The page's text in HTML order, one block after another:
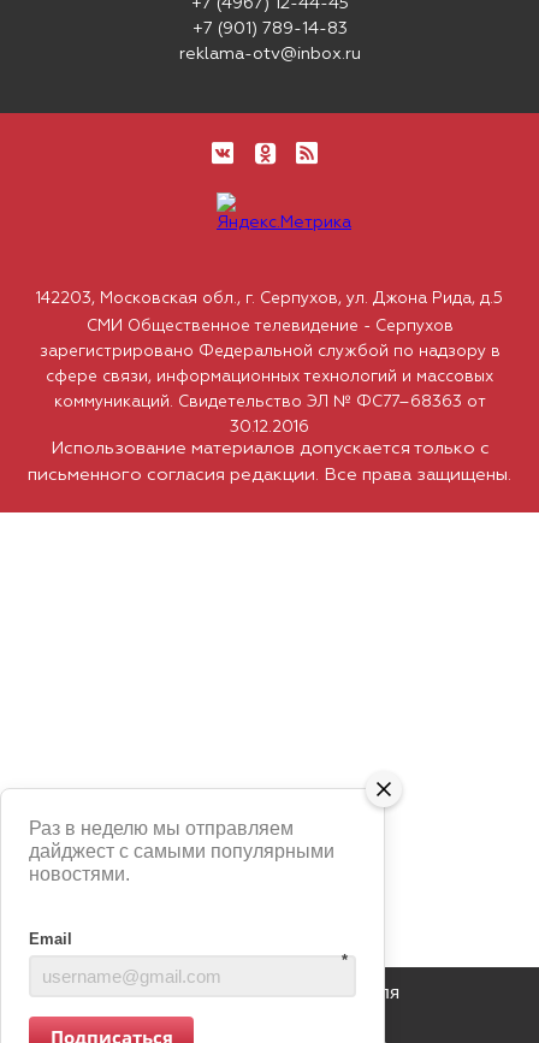
+7 (4967) 12-44-45
+7 (901) 789-14-83
reklama-otv@inbox.ru
Использование материалов допускается только с
письменного согласия редакции. Все права защищены.
142203, Московская обл., г. Серпухов, ул. Джона Рида, д.5
СМИ Общественное телевидение - Серпухов
зарегистрировано Федеральной службой по надзору в
сфере связи, информационных технологий и массовых
коммуникаций. Свидетельство ЭЛ № ФС77–68363 от
30.12.2016
Раз в неделю мы отправляем
дайджест с самыми популярными
новостями.
Email
*
Подписаться
Сайт использует сервис Яндекс Метрика для
анализа взаимодействия пользователей с